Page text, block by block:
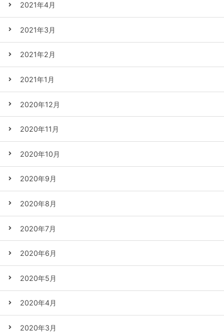
2021年4月
2021年3月
2021年2月
2021年1月
2020年12月
2020年11月
2020年10月
2020年9月
2020年8月
2020年7月
2020年6月
2020年5月
2020年4月
2020年3月